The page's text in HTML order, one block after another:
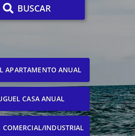
BUSCAR
APARTAMENTO ANUAL
CASA ANUAL
COMERCIAL/INDUSTRIAL